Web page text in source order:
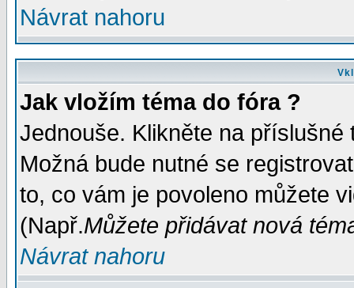
Návrat nahoru
Jak vložím téma do fóra ?
Jednouše. Klikněte na
Možná bude nutné se
to, co vám je povoleno můžete
(Např.Můžete přidávat nová
Návrat nahoru